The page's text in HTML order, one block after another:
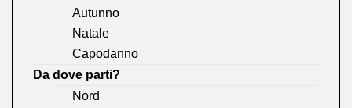
Autunno
Natale
Capodanno
Da dove parti?
Nord